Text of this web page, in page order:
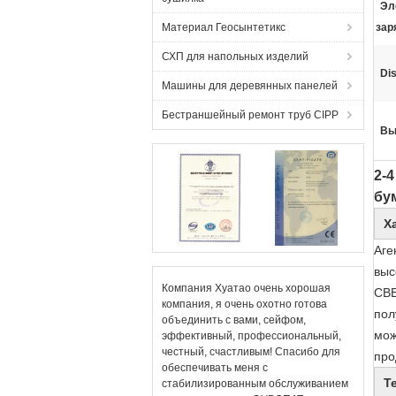
Материал Геосынтетикс
СХП для напольных изделий
Машины для деревянных панелей
Бестраншейный ремонт труб CIPP
Компания Хуатао очень хорошая
компания, я очень охотно готова
объединить с вами, сейфом,
эффективный, профессиональный,
честный, счастливым! Спасибо для
обеспечивать меня с
стабилизированным обслуживанием
2-